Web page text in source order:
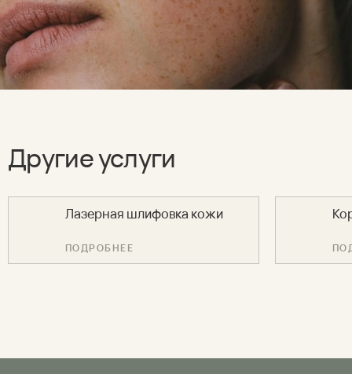
Другие услуги
Лазерная шлифовка кожи
ПОДРОБНЕЕ